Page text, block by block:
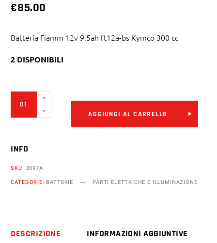
€85.00
Batteria Fiamm 12v 9,5ah ft12a-bs Kymco 300 cc
2 DISPONIBILI
Fiamm
ft12a-
AGGIUNGI AL CARRELLO
INFO
SKU: 2097A
CATEGORIE: BATTERIE PARTI ELETTRICHE E ILLUMINAZIONE
DESCRIZIONE INFORMAZIONI AGGIUNTIVE